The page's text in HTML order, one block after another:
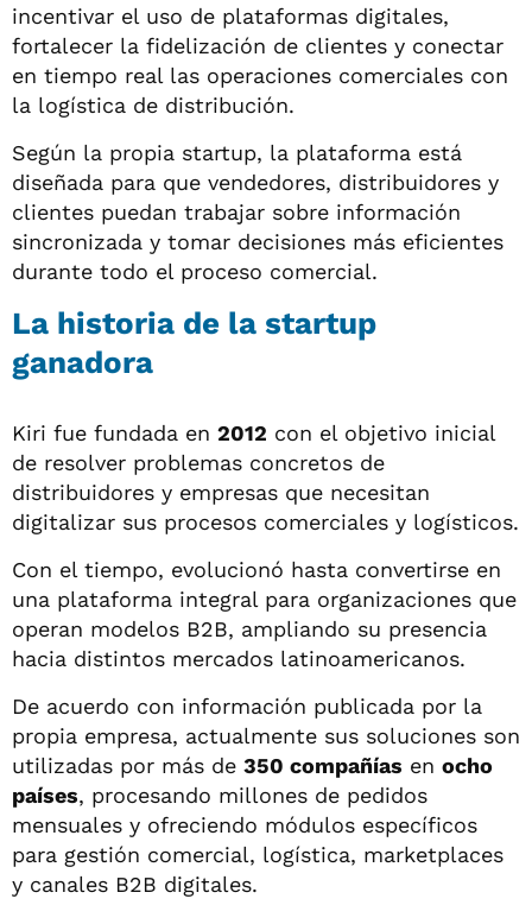
incentivar el uso de plataformas digitales,
fortalecer la fidelización de clientes y conectar
en tiempo real las operaciones comerciales con
la logística de distribución.
Según la propia startup, la plataforma está
diseñada para que vendedores, distribuidores y
clientes puedan trabajar sobre información
sincronizada y tomar decisiones más eficientes
durante todo el proceso comercial.
La historia de la startup
ganadora
Kiri fue fundada en 2012 con el objetivo inicial
de resolver problemas concretos de
distribuidores y empresas que necesitan
digitalizar sus procesos comerciales y logísticos.
Con el tiempo, evolucionó hasta convertirse en
una plataforma integral para organizaciones que
operan modelos B2B, ampliando su presencia
hacia distintos mercados latinoamericanos.
De acuerdo con información publicada por la
propia empresa, actualmente sus soluciones son
utilizadas por más de 350 compañías en ocho
países, procesando millones de pedidos
mensuales y ofreciendo módulos específicos
para gestión comercial, logística, marketplaces
y canales B2B digitales.